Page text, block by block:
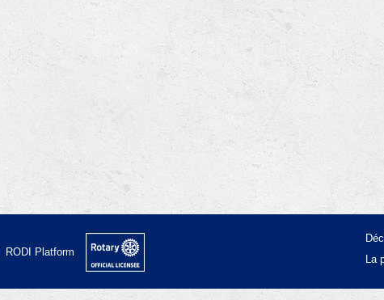
RODI Platform